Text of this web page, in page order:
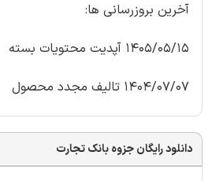
آخرین بروزرسانی ها:
1405/05/15 آپدیت محتویات بسته
1404/07/07 تالیف مجدد محصول
دانلود رایگان جزوه بانک تجارت